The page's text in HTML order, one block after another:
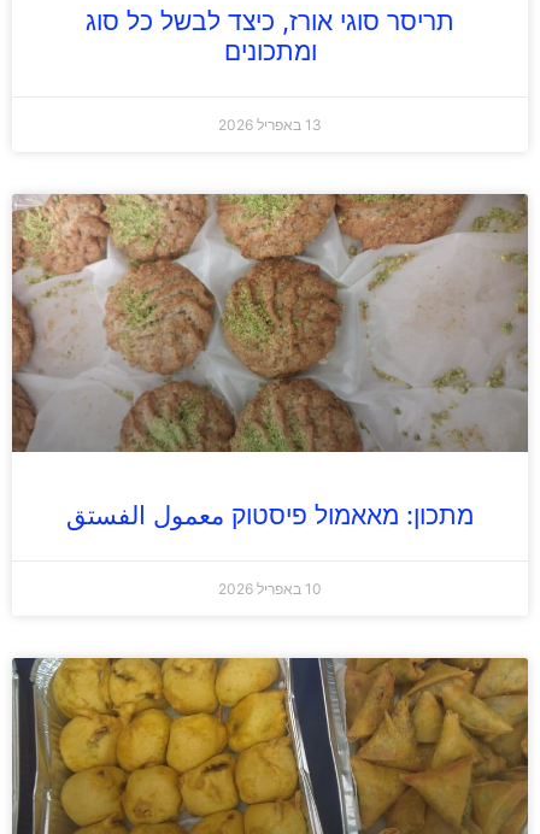
תריסר סוגי אורז, כיצד לבשל כל סוג
ומתכונים
13 באפריל 2026
מתכון: מאאמול פיסטוק معمول الفستق
10 באפריל 2026